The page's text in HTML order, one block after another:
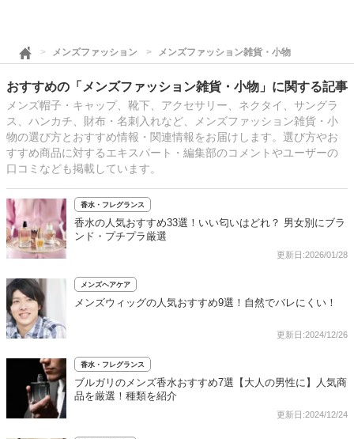
メンズファッション メンズファッション雑貨・小物
おすすめの「メンズファッション雑貨・小物」に関する記事
メンズ帽子・キャップ、靴下、アクセサリー、ネクタイ、サングラ
ス、ハンカチ、財布・名刺入れなど、メンズファッション雑貨・小
物の選び方とおすすめ情報・関連情報をお届けします。選び方やお
すすめ商品に対するエキスパート・編集部のコメントやユーザーの
口コミなども掲載しています。
香水・フレグランス
香水の人気おすすめ33選！いい匂いはどれ？ 男女別にブラ
ンド・プチプラ厳選
更新日:2026/01/28
メンズヘアケア
メンズウィッグの人気おすすめ9選！自然でバレにくい！
更新日:2024/12/26
香水・フレグランス
ブルガリのメンズ香水おすすめ7選【大人の男性に】人気商
品を厳選！種類を紹介
更新日:2024/12/24